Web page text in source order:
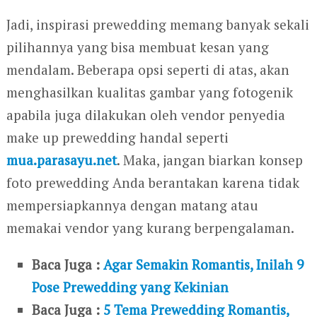
Jadi, inspirasi prewedding memang banyak sekali
pilihannya yang bisa membuat kesan yang
mendalam. Beberapa opsi seperti di atas, akan
menghasilkan kualitas gambar yang fotogenik
apabila juga dilakukan oleh vendor penyedia
make up prewedding handal seperti
mua.parasayu.net. Maka, jangan biarkan konsep
foto prewedding Anda berantakan karena tidak
mempersiapkannya dengan matang atau
memakai vendor yang kurang berpengalaman.
Baca Juga :Agar Semakin Romantis, Inilah 9
Pose Prewedding yang Kekinian
Baca Juga : 5 Tema Prewedding Romantis,